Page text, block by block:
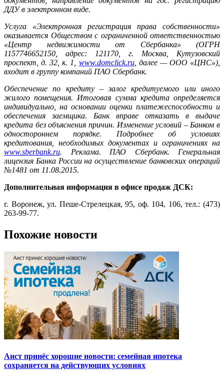
ДДУ в электронном виде.
Услуга «Электронная регистрация права собственности»
оказывается Обществом с ограниченной ответственностью
«Центр недвижимости от Сбербанка» (ОГРН
1157746652150, адрес: 121170, г. Москва, Кутузовский
проспект, д. 32, к. 1, www.domclick.ru, далее — ООО «ЦНС»),
входит в группу компаний ПАО Сбербанк.
Обеспечение по кредиту – залог кредитуемого или иного
жилого помещения. Итоговая сумма кредита определяется
индивидуально, на основании оценки платежеспособности и
обеспечения заемщика. Банк вправе отказать в выдаче
кредита без объяснения причин. Изменение условий – Банком в
одностороннем порядке. Подробнее об условиях
кредитования, необходимых документах и ограничениях на
www.sberbank.ru. Реклама. ПАО Сбербанк. Генеральная
лицензия Банка России на осуществление банковских операций
№1481 от 11.08.2015.
Дополнительная информация в офисе продаж ДСК:
г. Воронеж, ул. Пеше-Стрелецкая, 95, оф. 104, 106, тел.: (473)
263-99-77.
Похожие новости
Аист принёс хорошие новости: семейная ипотека
сохраняется на действующих условиях